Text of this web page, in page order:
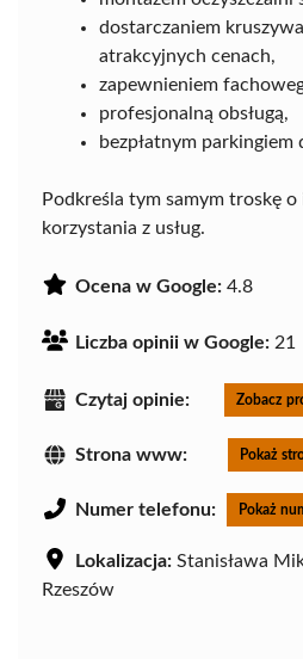
dostarczaniem
atrakcyjnych cenach,
zapewnieniem
profesjonalną obsługą,
bezpłatnym parkingiem
Podkreśla tym samym troskę
korzystania z usług.
Ocena w Google: 4.8
Liczba opinii w Google: 21
Czytaj opinie: Zobacz
Strona www: Pokaż
Numer telefonu: Pokaż
Lokalizacja: Stanisława
Rzeszów